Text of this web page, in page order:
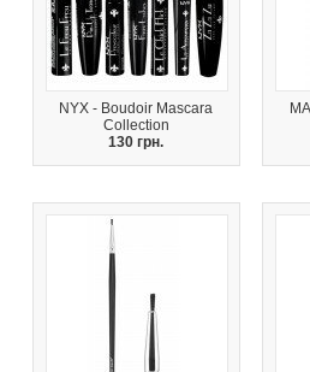
NYX - Boudoir Mascara
Collection
130 грн.